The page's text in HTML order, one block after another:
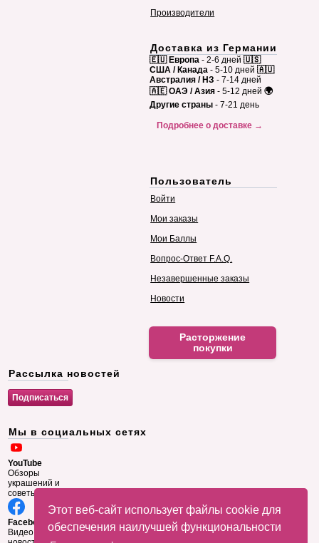
Этот веб-сайт использует файлы cookie для
обеспечения наилучшей функциональности
Производители
Доставка из Германии
🇪🇺 Европа - 2-6 дней 🇺🇸
США / Канада - 5-10 дней 🇦🇺
Австралия / НЗ - 7-14 дней
🇦🇪 ОАЭ / Азия - 5-12 дней 🌍
Другие страны - 7-21 день
Подробнее о доставке →
Пользователь
Войти
Мои заказы
Мои Баллы
Вопрос-Ответ F.A.Q.
Незавершенные заказы
Новости
Расторжение
покупки
Рассылка новостей
Мы в социальных сетях
YouTube
Обзоры
украшений и
советы
Facebook
Видео и